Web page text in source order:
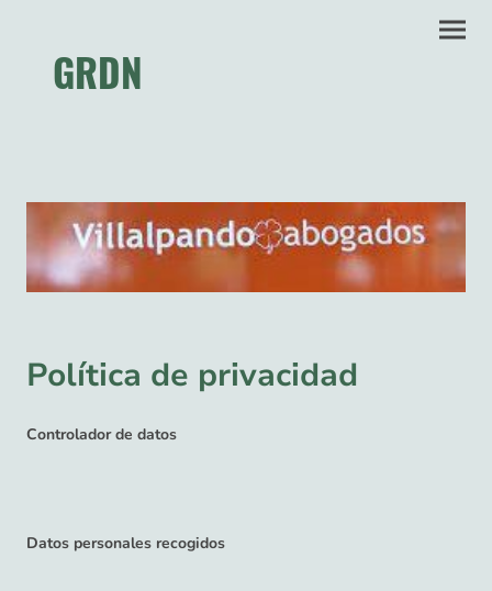
GRDN
Política de privacidad
Controlador de datos
Datos personales recogidos